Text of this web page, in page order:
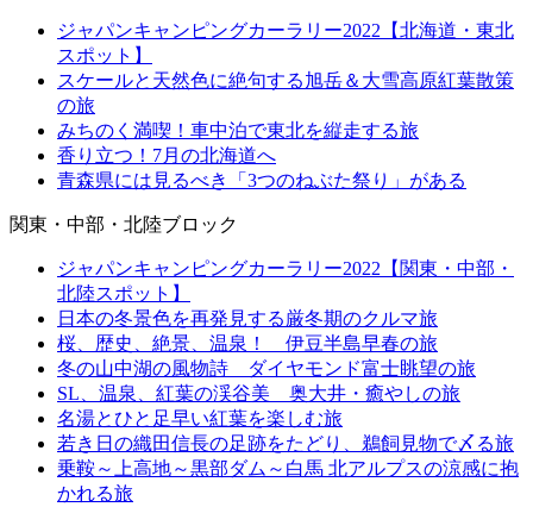
ジャパンキャンピングカーラリー2022【北海道・東北
スポット】
スケールと天然色に絶句する旭岳＆大雪高原紅葉散策
の旅
みちのく満喫！車中泊で東北を縦走する旅
香り立つ！7月の北海道へ
青森県には見るべき「3つのねぶた祭り」がある
関東・中部・北陸ブロック
ジャパンキャンピングカーラリー2022【関東・中部・
北陸スポット】
日本の冬景色を再発見する厳冬期のクルマ旅
桜、歴史、絶景、温泉！ 伊豆半島早春の旅
冬の山中湖の風物詩 ダイヤモンド富士眺望の旅
SL、温泉、紅葉の渓谷美 奥大井・癒やしの旅
名湯とひと足早い紅葉を楽しむ旅
若き日の織田信長の足跡をたどり、鵜飼見物で〆る旅
乗鞍～上高地～黒部ダム～白馬 北アルプスの涼感に抱
かれる旅